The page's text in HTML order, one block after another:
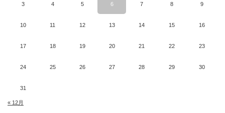
3 4 5 6 7 8 9
10 11 12 13 14 15 16
17 18 19 20 21 22 23
24 25 26 27 28 29 30
31
« 12月